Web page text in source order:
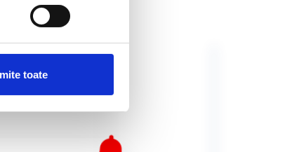
toate
cont